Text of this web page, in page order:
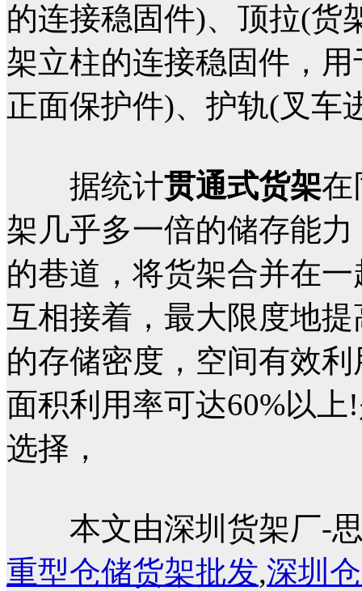
的连接稳固件)、顶拉(货
架立柱的连接稳固件，
正面保护件)、护轨(叉车
据统计贯通式货架在
架几乎多一倍的储存能
的巷道，将货架合并在
互相接着，最大限度地
的存储密度，空间有效
面积利用率可达60%以
选择，
本文由深圳货架厂-思
重型仓储货架批发,深圳